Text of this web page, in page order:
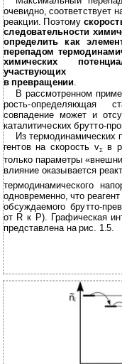
очевидно, соответствует
реакции. Поэтому
следовательности
определить как
перепадом
химических
участвующих
в превращении
В рассмотренном
рость-определяющая
совпадение может и
каталитических брутто-
Из термодинамических
гентов на скорость vΣ в
только параметры
влияние оказывается
термодинамического
одновременно, что
обсуждаемого брутто-
от R к P). Графическая
представлена на рис. 1.5.